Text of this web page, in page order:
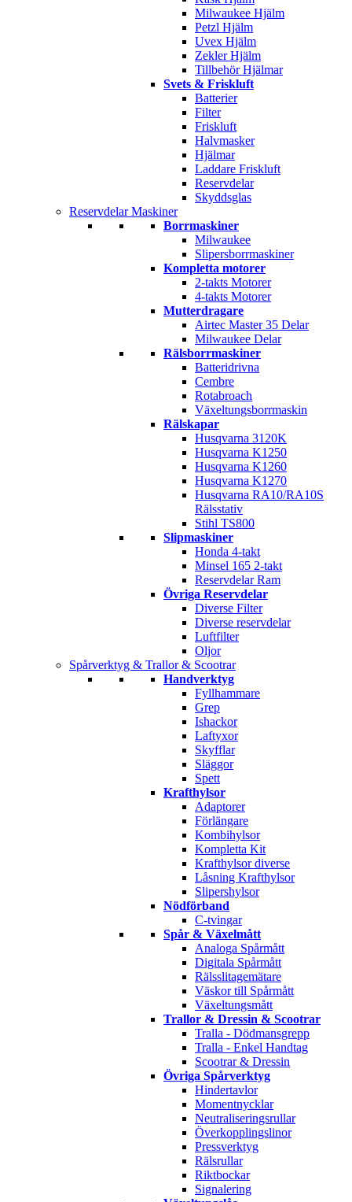
Milwaukee Hjälm
Petzl Hjälm
Uvex Hjälm
Zekler Hjälm
Tillbehör Hjälmar
Svets & Friskluft
Batterier
Filter
Friskluft
Halvmasker
Hjälmar
Laddare Friskluft
Reservdelar
Skyddsglas
Reservdelar Maskiner
Borrmaskiner
Milwaukee
Slipersborrmaskiner
Kompletta motorer
2-takts Motorer
4-takts Motorer
Mutterdragare
Airtec Master 35 Delar
Milwaukee Delar
Rälsborrmaskiner
Batteridrivna
Cembre
Rotabroach
Växeltungsborrmaskin
Rälskapar
Husqvarna 3120K
Husqvarna K1250
Husqvarna K1260
Husqvarna K1270
Husqvarna RA10/RA10S
Rälsstativ
Stihl TS800
Slipmaskiner
Honda 4-takt
Minsel 165 2-takt
Reservdelar Ram
Övriga Reservdelar
Diverse Filter
Diverse reservdelar
Luftfilter
Oljor
Spårverktyg & Trallor & Scootrar
Handverktyg
Fyllhammare
Grep
Ishackor
Laftyxor
Skyfflar
Släggor
Spett
Krafthylsor
Adaptorer
Förlängare
Kombihylsor
Kompletta Kit
Krafthylsor diverse
Låsning Krafthylsor
Slipershylsor
Nödförband
C-tvingar
Spår & Växelmått
Analoga Spårmått
Digitala Spårmått
Rälsslitagemätare
Väskor till Spårmått
Växeltungsmått
Trallor & Dressin & Scootrar
Tralla - Dödmansgrepp
Tralla - Enkel Handtag
Scootrar & Dressin
Övriga Spårverktyg
Hindertavlor
Momentnycklar
Neutraliseringsrullar
Överkopplingslinor
Pressverktyg
Rälsrullar
Riktbockar
Signalering